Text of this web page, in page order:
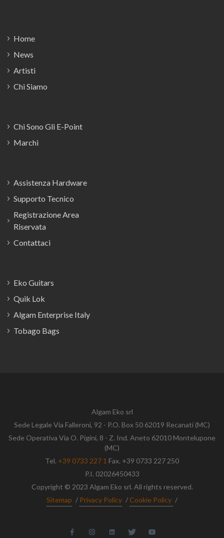
Home
News
Artisti
Chi Siamo
Chi Sono Gli E-Point
Marchi
Assistenza Hardware
Supporto Tecnico
Registrazione Area
Riservata
Contattaci
Eko Guitars
Quik Lok
Algam Enterprise Italy
Tobago Bags
Algam Eko srl
Sede Legale Via Falleroni, 92 - P.O. Box 50 62019 Recanati (MC)
Sede Operativa Via O. Pigini, 8 - Z. Ind. Aneto 62010 Montelupone
(MC)
Tel. +39 0733 227 1 Fax. +39 0733 227 250
P.I. 02026450433
Copyright © 2023 Algam Eko srl. All rights reserved.
Sitemap / Privacy Policy / Cookie Policy /